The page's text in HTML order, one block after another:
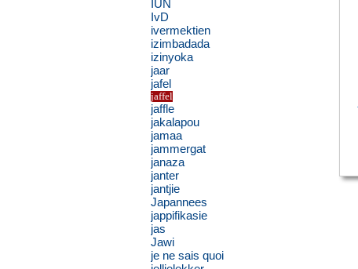
IUN
IvD
ivermektien
izimbadada
izinyoka
jaar
jafel
jaffel
jaffle
jakalapou
jamaa
jammergat
janaza
janter
jantjie
Japannees
jappifikasie
jas
Jawi
je ne sais quoi